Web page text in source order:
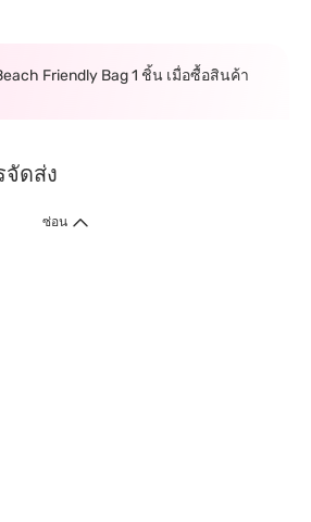
Friendly Bag 1 ชิ้น เมื่อซื้อสินค้า
จัดส่ง
ซ่อน